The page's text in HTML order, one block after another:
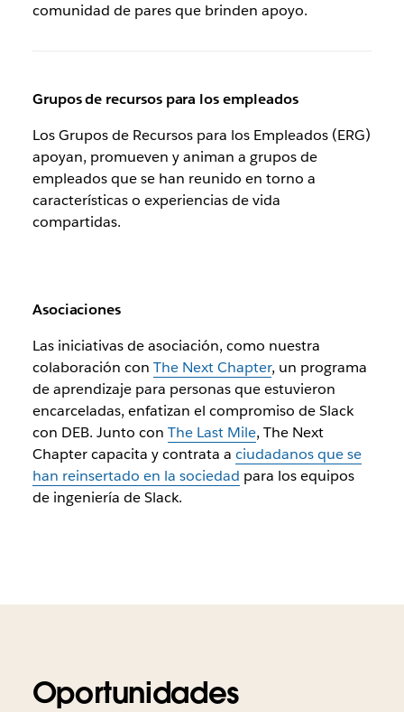
comunidad de pares que brinden apoyo.
Grupos de recursos para los empleados
Los Grupos de Recursos para los Empleados (ERG)
apoyan, promueven y animan a grupos de
empleados que se han reunido en torno a
características o experiencias de vida
compartidas.
Asociaciones
Las iniciativas de asociación, como nuestra
colaboración con The Next Chapter, un programa
de aprendizaje para personas que estuvieron
encarceladas, enfatizan el compromiso de Slack
con DEB. Junto con The Last Mile, The Next
Chapter capacita y contrata a ciudadanos que se
han reinsertado en la sociedad para los equipos
de ingeniería de Slack.
Oportunidades